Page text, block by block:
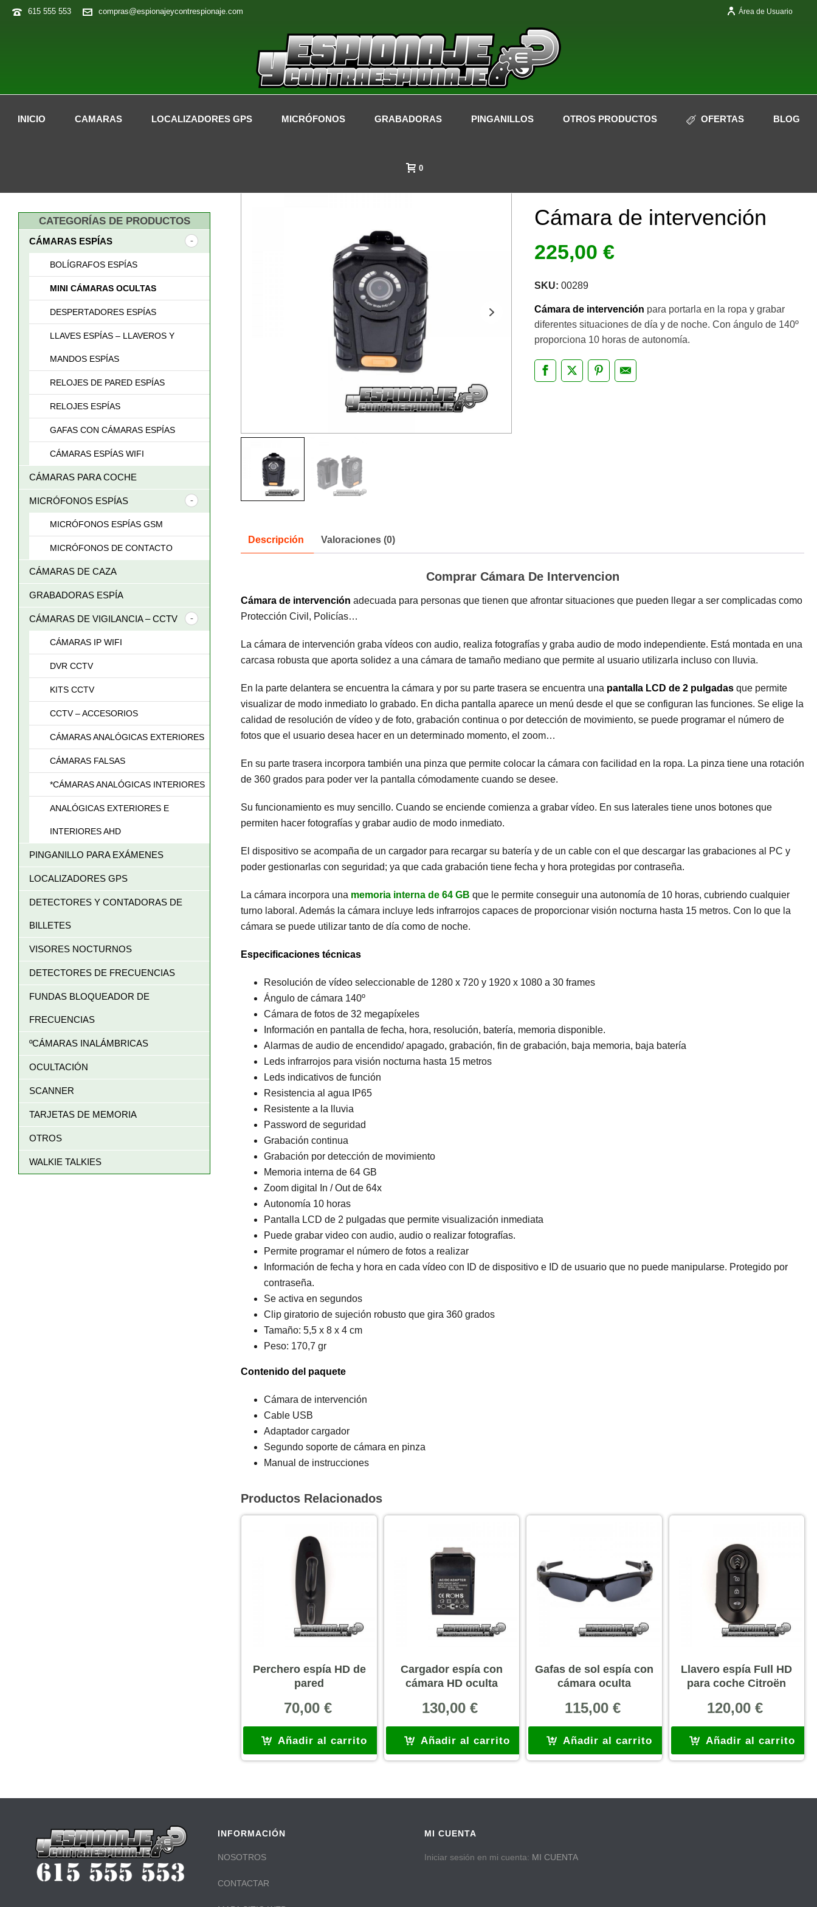
615 555 553 compras@espionajeycontrespionaje.com Área de Usuario
INICIO CAMARAS LOCALIZADORES GPS MICRÓFONOS GRABADORAS PINGANILLOS OTROS PRODUCTOS OFERTAS BLOG
0
Cámara de intervención
225,00 €
SKU: 00289
Cámara de intervención para portarla en la ropa y grabar
diferentes situaciones de día y de noche. Con ángulo de 140º
proporciona 10 horas de autonomía.
Descripción Valoraciones (0)
Comprar Cámara De Intervencion
Cámara de intervención adecuada para personas que tienen que afrontar situaciones que pueden llegar a ser complicadas como
Protección Civil, Policías…
La cámara de intervención graba vídeos con audio, realiza fotografías y graba audio de modo independiente. Está montada en una
carcasa robusta que aporta solidez a una cámara de tamaño mediano que permite al usuario utilizarla incluso con lluvia.
En la parte delantera se encuentra la cámara y por su parte trasera se encuentra una pantalla LCD de 2 pulgadas que permite
visualizar de modo inmediato lo grabado. En dicha pantalla aparece un menú desde el que se configuran las funciones. Se elige la
calidad de resolución de vídeo y de foto, grabación continua o por detección de movimiento, se puede programar el número de
fotos que el usuario desea hacer en un determinado momento, el zoom…
En su parte trasera incorpora también una pinza que permite colocar la cámara con facilidad en la ropa. La pinza tiene una rotación
de 360 grados para poder ver la pantalla cómodamente cuando se desee.
Su funcionamiento es muy sencillo. Cuando se enciende comienza a grabar vídeo. En sus laterales tiene unos botones que
permiten hacer fotografías y grabar audio de modo inmediato.
El dispositivo se acompaña de un cargador para recargar su batería y de un cable con el que descargar las grabaciones al PC y
poder gestionarlas con seguridad; ya que cada grabación tiene fecha y hora protegidas por contraseña.
La cámara incorpora una memoria interna de 64 GB que le permite conseguir una autonomía de 10 horas, cubriendo cualquier
turno laboral. Además la cámara incluye leds infrarrojos capaces de proporcionar visión nocturna hasta 15 metros. Con lo que la
cámara se puede utilizar tanto de día como de noche.
Especificaciones técnicas
Resolución de vídeo seleccionable de 1280 x 720 y 1920 x 1080 a 30 frames
Ángulo de cámara 140º
Cámara de fotos de 32 megapíxeles
Información en pantalla de fecha, hora, resolución, batería, memoria disponible.
Alarmas de audio de encendido/ apagado, grabación, fin de grabación, baja memoria, baja batería
Leds infrarrojos para visión nocturna hasta 15 metros
Leds indicativos de función
Resistencia al agua IP65
Resistente a la lluvia
Password de seguridad
Grabación continua
Grabación por detección de movimiento
Memoria interna de 64 GB
Zoom digital In / Out de 64x
Autonomía 10 horas
Pantalla LCD de 2 pulgadas que permite visualización inmediata
Puede grabar video con audio, audio o realizar fotografías.
Permite programar el número de fotos a realizar
Información de fecha y hora en cada vídeo con ID de dispositivo e ID de usuario que no puede manipularse. Protegido por
contraseña.
Se activa en segundos
Clip giratorio de sujeción robusto que gira 360 grados
Tamaño: 5,5 x 8 x 4 cm
Peso: 170,7 gr
Contenido del paquete
Cámara de intervención
Cable USB
Adaptador cargador
Segundo soporte de cámara en pinza
Manual de instrucciones
Productos Relacionados
Perchero espía HD de
pared
70,00 €
Añadir al carrito
Cargador espía con
cámara HD oculta
130,00€
Añadir al carrito
Gafas de sol espía con
cámara oculta
115,00 €
Añadir al carrito
Llavero espía Full HD
para coche Citroën
120,00€
Añadir al carrito
CATEGORÍAS DE PRODUCTOS
CÁMARAS ESPÍAS
BOLÍGRAFOS ESPÍAS
MINI CÁMARAS OCULTAS
DESPERTADORES ESPÍAS
LLAVES ESPÍAS – LLAVEROS Y
MANDOS ESPÍAS
RELOJES DE PARED ESPÍAS
RELOJES ESPÍAS
GAFAS CON CÁMARAS ESPÍAS
CÁMARAS ESPÍAS WIFI
CÁMARAS PARA COCHE
MICRÓFONOS ESPÍAS
MICRÓFONOS ESPÍAS GSM
MICRÓFONOS DE CONTACTO
CÁMARAS DE CAZA
GRABADORAS ESPÍA
CÁMARAS DE VIGILANCIA – CCTV
CÁMARAS IP WIFI
DVR CCTV
KITS CCTV
CCTV – ACCESORIOS
CÁMARAS ANALÓGICAS EXTERIORES
CÁMARAS FALSAS
*CÁMARAS ANALÓGICAS INTERIORES
ANALÓGICAS EXTERIORES E
INTERIORES AHD
PINGANILLO PARA EXÁMENES
LOCALIZADORES GPS
DETECTORES Y CONTADORAS DE
BILLETES
VISORES NOCTURNOS
DETECTORES DE FRECUENCIAS
FUNDAS BLOQUEADOR DE
FRECUENCIAS
ºCÁMARAS INALÁMBRICAS
OCULTACIÓN
SCANNER
TARJETAS DE MEMORIA
OTROS
WALKIE TALKIES
INFORMACIÓN
NOSOTROS
CONTACTAR
MI CUENTA
Iniciar sesión en mi cuenta: MI CUENTA